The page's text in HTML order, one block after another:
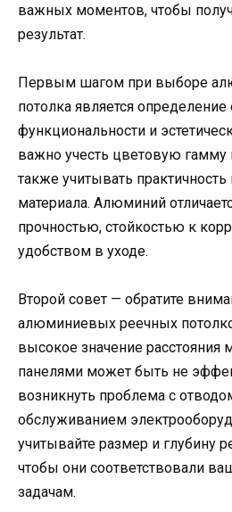
важных моментов, чтобы
результат.
Первым шагом при выборе
потолка является определение
функциональности и
важно учесть цветовую гамму
также учитывать практичность
материала. Алюминий
прочностью, стойкостью к
удобством в уходе.
Второй совет — обратите
алюминиевых реечных
высокое значение
панелями может быть не
возникнуть проблема с
обслуживанием
учитывайте размер и глубину
чтобы они соответствовали
задачам.